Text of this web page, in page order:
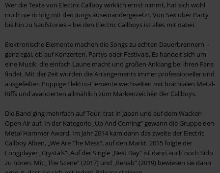
Wer die Texte von Electric Callboy wirklich ernst nimmt, hat sich wohl
noch nie richtig mit den Jungs auseinandergesetzt. Von Sex über Party
bis hin zu Saufstories – bei den Electric Callboys ist alles mit dabei.
Elektronische Elemente machen die Songs zu echten Dauerbrennern –
ganz egal, ob auf Konzerten, Partys oder Festivals. Es handelt sich um
eine Musik, die einfach Laune macht und großen Anklang bei ihren Fans
findet. Mit der Zeit wurden die Arrangements immer professioneller und
ausgefeilter. Poppige Elektro-Elemente wechselten mit brachialen Metal-
Riffs und avancierten allmählich zum Markenzeichen der Callboys.
Die Band ging mehrfach auf Tour, trat in Japan und auf dem Wacken
Open Air auf. In der Kategorie „Up And Coming“ gewann die Gruppe den
Metal Hammer Award. Im Jahr 2014 kam dann das zweite der Electric
Callboy Alben, „We Are The Mess“, auf den Markt. 2015 folgte der
Longplayer „Crystals“. Auf der Single „Best Day“ ist dann auch noch Sido
zu hören. Mit „The Scene“ (2017) und „Rehab“ (2019) bewiesen sie dann